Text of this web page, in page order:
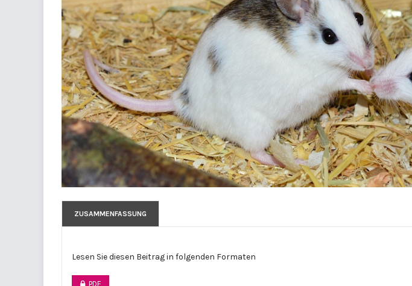
ZUSAMMENFASSUNG
Lesen Sie diesen Beitrag in folgenden Formaten
PDF